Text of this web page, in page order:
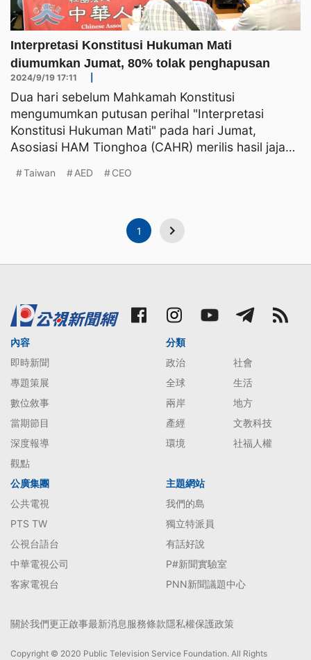
Interpretasi Konstitusi Hukuman Mati
diumumkan Jumat, 80% tolak penghapusan
2024/9/19 17:11
Dua hari sebelum Mahkamah Konstitusi
mengumumkan putusan perihal "Interpretasi
Konstitusi Hukuman Mati" pada hari Jumat,
Asosiasi HAM Tionghoa (CAHR) merilis hasil jajak
Taiwan AED CEO
1
內容
即時新聞
專題策展
數位敘事
當期節目
深度報導
觀點
分類
政治
社會
全球
生活
兩岸
地方
產經
文教科技
環境
社福人權
公廣集團
公共電視
PTS TW
公視台語台
中華電視公司
客家電視台
主題網站
我們的島
獨立特派員
有話好說
P#新聞實驗室
PNN新聞議題中心
關於我們更正啟事最新消息服務條款隱私權保護政策
Copyright © 2020 Public Television Service Foundation. All Rights